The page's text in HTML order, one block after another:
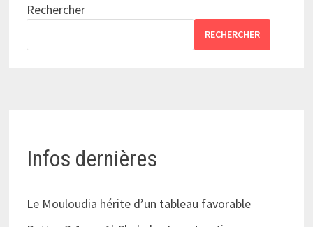
Rechercher
RECHERCHER
Infos dernières
Le Mouloudia hérite d’un tableau favorable